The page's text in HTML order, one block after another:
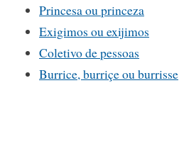
Princesa ou princeza
Exigimos ou exijimos
Coletivo de pessoas
Burrice, burriçe ou burrisse